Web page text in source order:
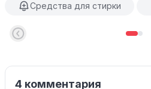
Средства для стирки
4 комментария